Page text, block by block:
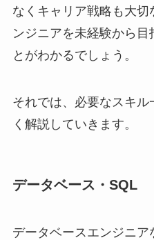
なくキャリア戦略も大
ンジニアを未経験から目
とがわかるでしょう。
それでは、必要なスキル
く解説していきます。
データベース・SQL
データベースエンジニア